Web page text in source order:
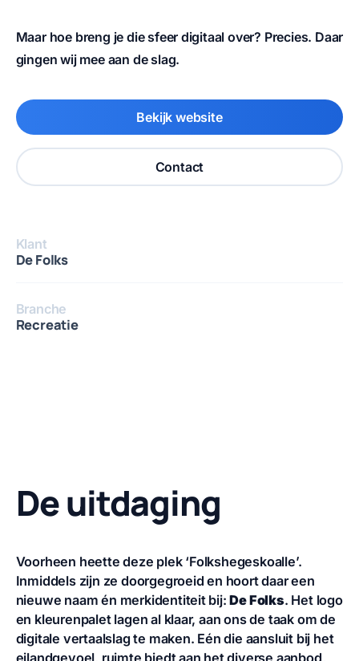
Klant
De Folks
Branche
Recreatie
Maar hoe breng je die sfeer digitaal over? Precies. Daar
gingen wij mee aan de slag.
Bekijk website
Contact
De uitdaging
Voorheen heette deze plek ‘Folkshegeskoalle’.
Inmiddels zijn ze doorgegroeid en hoort daar een
nieuwe naam én merkidentiteit bij:De Folks. Het logo
en kleurenpalet lagen al klaar, aan ons de taak om de
digitale vertaalslag te maken. Eén die aansluit bij het